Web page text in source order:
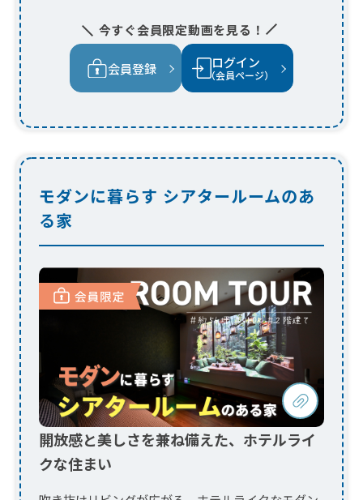
モダンに暮らす シアタールームのあ
る家
開放感と美しさを兼ね備えた、ホテルライ
クな住まい
吹き抜けリビングが広がる、ホテルライクなモダン
住宅。趣味の映画やカラオケを楽しめる防音仕様の
シアタールームを備えました。浴室や洗面室を2階
に...
会員登録